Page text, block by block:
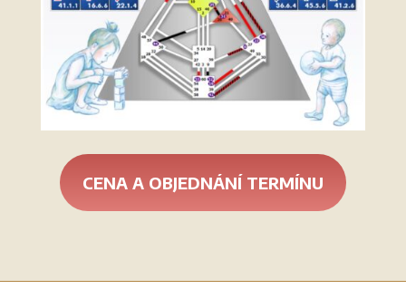
CENA A OBJEDNÁNÍ TERMÍNU